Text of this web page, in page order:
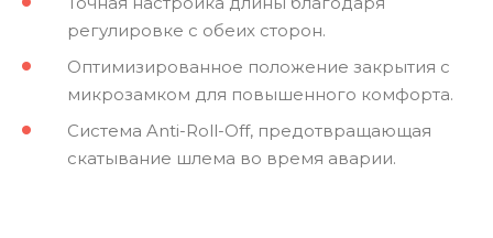
регулировке с обеих сторон.
Оптимизированное положение закрытия с
микрозамком для повышенного комфорта.
Система Anti-Roll-Off, предотвращающая
скатывание шлема во время аварии.